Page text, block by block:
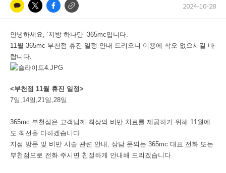
2024-10-28
안녕하세요, ‘지방 하나만’ 365mc입니다.
11월 365mc 부천점 휴진 일정 안내 드리오니 이용에 착오 없으시길 바
랍니다.
<부천점 11월 휴진 일정>
7일,14일,21일,28일
365mc 부천점은 고객님께 최상의 비만 치료를 제공하기 위해 11월에
도 최선을 다하겠습니다.
지점 방문 및 비만 시술 관련 안내, 상담 문의는 365mc 대표 전화 또는
부천점으로 전화 주시면 친절하게 안내해 드리겠습니다.